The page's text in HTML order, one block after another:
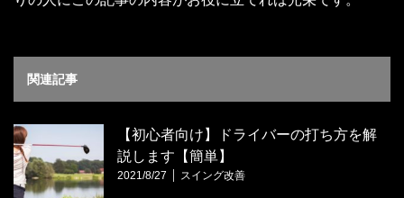
関連記事
【初心者向け】ドライバーの打ち方を解
説します【簡単】
2021/8/27 スイング改善